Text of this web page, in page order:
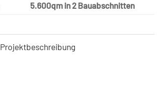
5.600qm in 2 Bauabschnitten
Projektbeschreibung